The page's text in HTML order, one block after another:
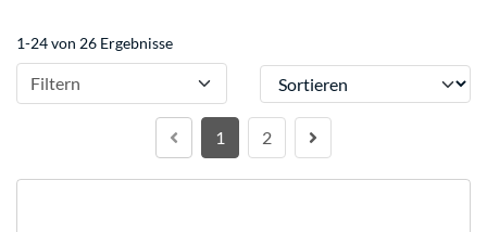
1-24 von 26 Ergebnisse
Filtern Sortieren
1 2